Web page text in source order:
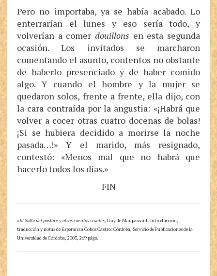
Pero no importaba, ya se había acabado. Lo
enterrarían el lunes y eso sería todo, y
volverían a comer douillons en esta segunda
ocasión. Los invitados se marcharon
comentando el asunto, contentos no obstante
de haberlo presenciado y de haber comido
algo. Y cuando el hombre y la mujer se
quedaron solos, frente a frente, ella dijo, con
la cara contraída por la angustia: «¡Habrá que
volver a cocer otras cuatro docenas de bolas!
¡Si se hubiera decidido a morirse la noche
pasada…!» Y el marido, más resignado,
contestó: «Menos mal que no habrá que
hacerlo todos los días.»
FIN
«El Salto del pastor» y otros cuentos crueles, Guy de Maupassant. Introducción,
traducción y notas de Esperanza Cobos Castro: Córdoba, Servicio de Publicaciones de la
Universidad de Córdoba, 2003, 269 págs.